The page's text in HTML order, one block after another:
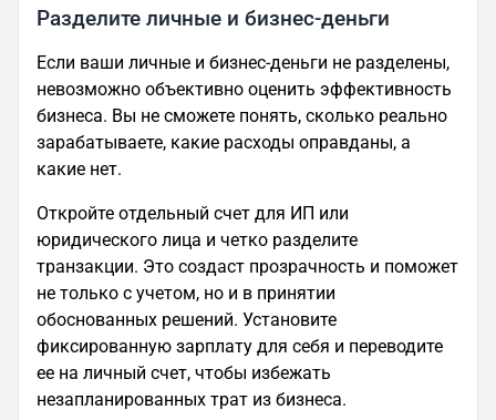
Разделите личные и бизнес-деньги
Если ваши личные и бизнес-деньги не разделены,
невозможно объективно оценить эффективность
бизнеса. Вы не сможете понять, сколько реально
зарабатываете, какие расходы оправданы, а
какие нет.
Откройте отдельный счет для ИП или
юридического лица и четко разделите
транзакции. Это создаст прозрачность и поможет
не только с учетом, но и в принятии
обоснованных решений. Установите
фиксированную зарплату для себя и переводите
ее на личный счет, чтобы избежать
незапланированных трат из бизнеса.